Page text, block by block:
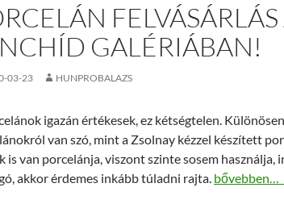
GALÉRIÁBAN!
03-23 HUNPROBALAZS
igazán értékesek, ez kétségtelen.
van szó, mint a Zsolnay kézzel készített
is van porcelánja, viszont szinte sosem használja,
akkor érdemes inkább túladni rajta. Porcelán
bővebben…